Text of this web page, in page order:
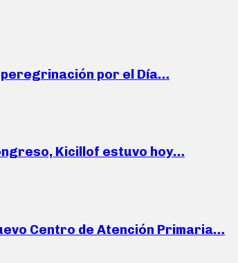
por el Día…
Kicillof estuvo hoy…
Centro de Atención Primaria…